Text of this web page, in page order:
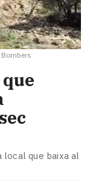
Bombers
que baixa al